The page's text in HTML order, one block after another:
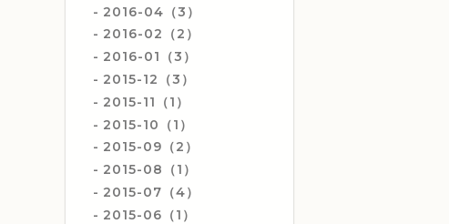
2016-04（3）
2016-02（2）
2016-01（3）
2015-12（3）
2015-11（1）
2015-10（1）
2015-09（2）
2015-08（1）
2015-07（4）
2015-06（1）